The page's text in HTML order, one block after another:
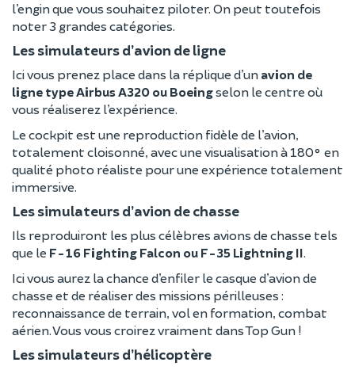
l’engin que vous souhaitez piloter. On peut toutefois
noter 3 grandes catégories.
Les simulateurs d’avion de ligne
Ici vous prenez place dans la réplique d’un avion de
ligne type Airbus A320 ou Boeingselon le centre où
vous réaliserez l’expérience.
Le cockpit est une reproduction fidèle de l’avion,
totalement cloisonné, avec une visualisation à 180° en
qualité photo réaliste pour une expérience totalement
immersive.
Les simulateurs d’avion de chasse
Ils reproduiront les plus célèbres avions de chasse tels
que le F-16 Fighting Falcon ou F-35 Lightning II.
Ici vous aurez la chance d’enfiler le casque d’avion de
chasse et de réaliser des missions périlleuses :
reconnaissance de terrain, vol en formation, combat
aérien. Vous vous croirez vraiment dans Top Gun !
Les simulateurs d’hélicoptère